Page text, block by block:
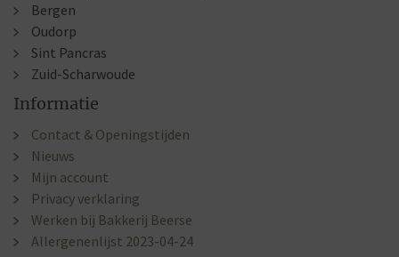
Bergen
Oudorp
Sint Pancras
Zuid-Scharwoude
Informatie
Contact & Openingstijden
Nieuws
Mijn account
Privacy verklaring
Werken bij Bakkerij Beerse
Allergenenlijst 2023-04-24